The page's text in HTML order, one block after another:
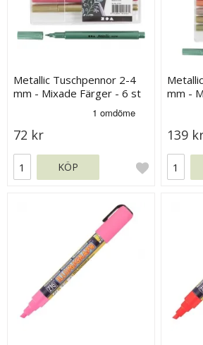
Metallic Tuschpennor 2-4
mm - Mixade Färger - 6 st
72 kr
KÖP
mm -
139